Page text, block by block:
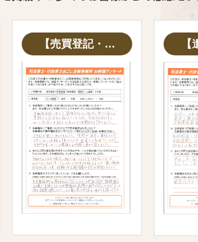
【売買登記・…